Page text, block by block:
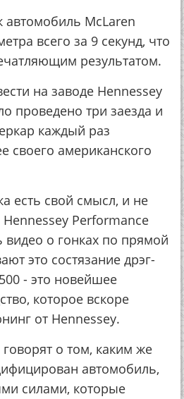
McLaren
всего за 9 секунд, что
результатом.
на заводе Hennessey
проведено три заезда и
каждый раз
своего американского
есть свой смысл, и не
Performance
видео о гонках по прямой
это состязание дрэг-
- это новейшее
которое вскоре
от Hennessey.
о том, каким же
автомобиль,
силами, которые